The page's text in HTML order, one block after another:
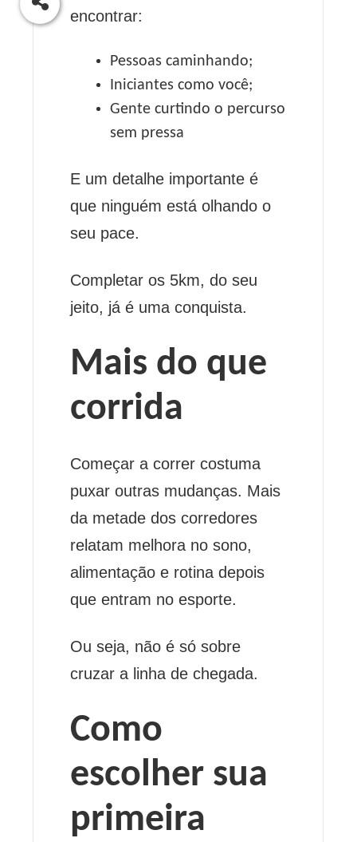
encontrar:
Pessoas caminhando;
Iniciantes como você;
Gente curtindo o percurso
sem pressa
E um detalhe importante é
que ninguém está olhando o
seu pace.
Completar os 5km, do seu
jeito, já é uma conquista.
Mais do que
corrida
Começar a correr costuma
puxar outras mudanças. Mais
da metade dos corredores
relatam melhora no sono,
alimentação e rotina depois
que entram no esporte.
Ou seja, não é só sobre
cruzar a linha de chegada.
Como
escolher sua
primeira